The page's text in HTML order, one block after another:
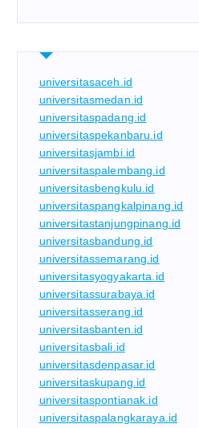
universitasaceh.id
universitasmedan.id
universitaspadang.id
universitaspekanbaru.id
universitasjambi.id
universitaspalembang.id
universitasbengkulu.id
universitaspangkalpinang.id
universitastanjungpinang.id
universitasbandung.id
universitassemarang.id
universitasyogyakarta.id
universitassurabaya.id
universitasserang.id
universitasbanten.id
universitasbali.id
universitasdenpasar.id
universitaskupang.id
universitaspontianak.id
universitaspalangkaraya.id